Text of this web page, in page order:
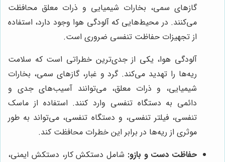
گازهای سمی، بخارات شیمیایی و ذرات معلق محافظت
می‌کنند. در محیط‌هایی که آلودگی هوا وجود دارد، استفاده
از تجهیزات حفاظت تنفسی ضروری است.
آلودگی هوا، یکی از جدی‌ترین خطراتی است که سلامت
ریه‌ها را تهدید می‌کند. گرد و غبار، گازهای سمی، بخارات
شیمیایی، و ذرات معلق، می‌توانند آسیب‌های جدی و
دائمی به دستگاه تنفسی وارد کنند. استفاده از ماسک
تنفسی، فیلتر تنفسی، و دستگاه تنفسی، می‌تواند به طور
موثری از ریه‌ها در برابر این خطرات محافظت کند.
حفاظت دست و بازو: شامل دستکش کار، دستکش ایمنی،